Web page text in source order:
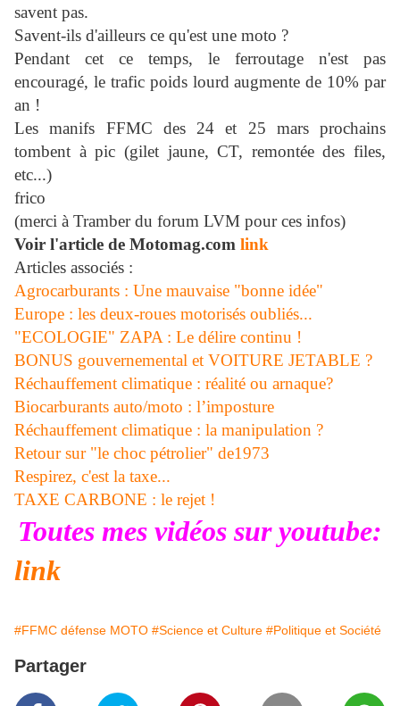
savent pas.
Savent-ils d'ailleurs ce qu'est une moto ?
Pendant cet ce temps, le ferroutage n'est pas
encouragé, le trafic poids lourd augmente de 10% par
an !
Les manifs FFMC des 24 et 25 mars prochains
tombent à pic (gilet jaune, CT, remontée des files,
etc...)
frico
(merci à Tramber du forum LVM pour ces infos)
Voir l'article de Motomag.com link
Articles associés :
Agrocarburants : Une mauvaise "bonne idée"
Europe : les deux-roues motorisés oubliés...
"ECOLOGIE" ZAPA : Le délire continu !
BONUS gouvernemental et VOITURE JETABLE ?
Réchauffement climatique : réalité ou arnaque?
Biocarburants auto/moto : l’imposture
Réchauffement climatique : la manipulation ?
Retour sur "le choc pétrolier" de1973
Respirez, c'est la taxe...
TAXE CARBONE : le rejet !
Toutes mes vidéos sur youtube:
link
#FFMC défense MOTO #Science et Culture #Politique et Société
Partager